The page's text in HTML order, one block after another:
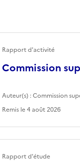
Commission
Rapport d'activité
Auteur(s) :Commission
Remis le4 août 2026
Rapport d'étude